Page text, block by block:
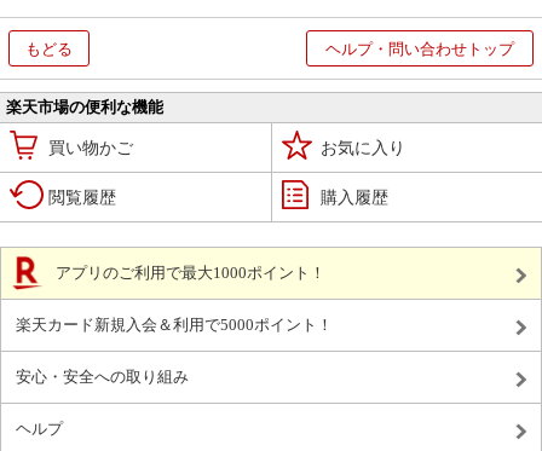
もどる ヘルプ・問い合わせトップ
楽天市場の便利な機能
買い物かご お気に入り
閲覧履歴 購入履歴
アプリのご利用で最大1000ポイント！
楽天カード新規入会＆利用で5000ポイント！
安心・安全への取り組み
ヘルプ